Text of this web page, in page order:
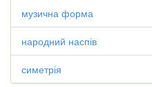
музична форма
народний наспів
симетрія